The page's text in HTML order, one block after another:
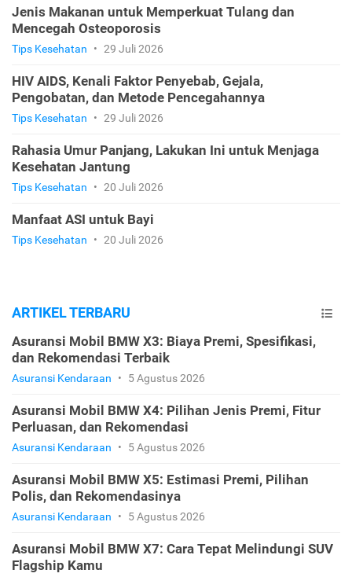
Jenis Makanan untuk Memperkuat Tulang dan
Mencegah Osteoporosis
Tips Kesehatan • 29 Juli 2026
HIV AIDS, Kenali Faktor Penyebab, Gejala,
Pengobatan, dan Metode Pencegahannya
Tips Kesehatan • 29 Juli 2026
Rahasia Umur Panjang, Lakukan Ini untuk Menjaga
Kesehatan Jantung
Tips Kesehatan • 20 Juli 2026
Manfaat ASI untuk Bayi
Tips Kesehatan • 20 Juli 2026
ARTIKEL TERBARU
Asuransi Mobil BMW X3: Biaya Premi, Spesifikasi,
dan Rekomendasi Terbaik
Asuransi Kendaraan • 5 Agustus 2026
Asuransi Mobil BMW X4: Pilihan Jenis Premi, Fitur
Perluasan, dan Rekomendasi
Asuransi Kendaraan • 5 Agustus 2026
Asuransi Mobil BMW X5: Estimasi Premi, Pilihan
Polis, dan Rekomendasinya
Asuransi Kendaraan • 5 Agustus 2026
Asuransi Mobil BMW X7: Cara Tepat Melindungi SUV
Flagship Kamu